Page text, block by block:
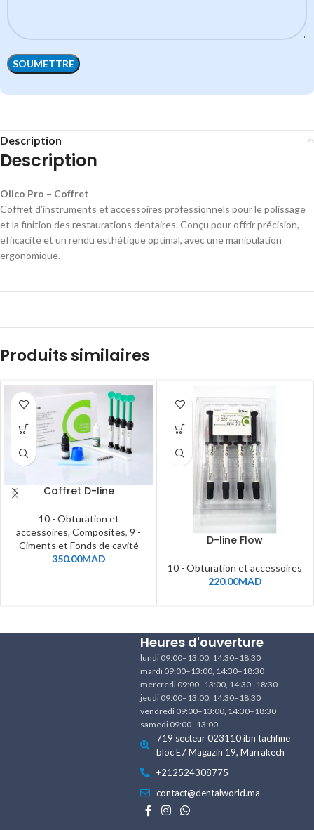
Description
Description
Olico Pro – Coffret
Coffret d’instruments et accessoires professionnels pour le polissage
et la finition des restaurations dentaires. Conçu pour offrir précision,
efficacité et un rendu esthétique optimal, avec une manipulation
ergonomique.
Produits similaires
Coffret D-line
10 - Obturation et
accessoires, Composites, 9 -
Ciments et Fonds de cavité
350.00MAD
D-line Flow
10 - Obturation et accessoires
220.00MAD
Heures d'ouverture
lundi 09:00–13:00, 14:30–18:30
mardi 09:00–13:00, 14:30–18:30
mercredi 09:00–13:00, 14:30–18:30
jeudi 09:00–13:00, 14:30–18:30
vendredi 09:00–13:00, 14:30–18:30
samedi 09:00–13:00
719 secteur 023110 ibn tachfine
bloc E7 Magazin 19, Marrakech
+212524308775
contact@dentalworld.ma